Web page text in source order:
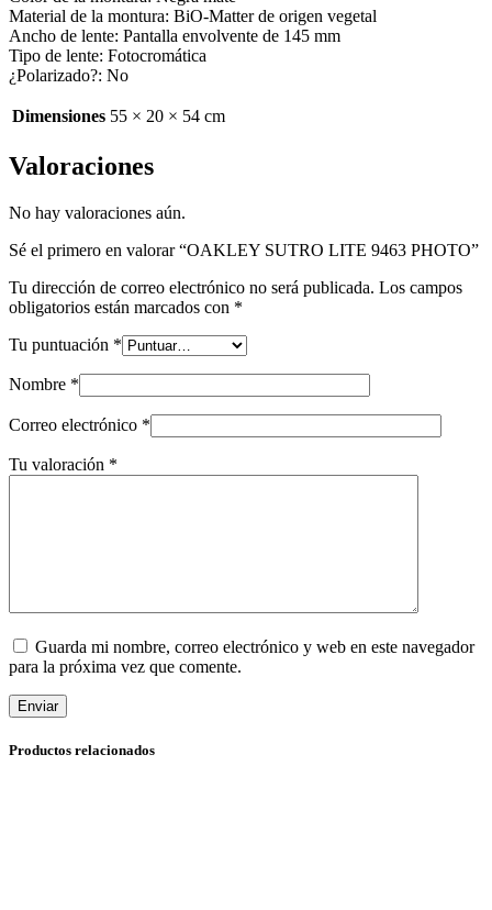
Material de la montura: BiO-Matter de origen vegetal
Ancho de lente: Pantalla envolvente de 145 mm
Tipo de lente: Fotocromática
¿Polarizado?: No
Dimensiones 55 × 20 × 54 cm
Valoraciones
No hay valoraciones aún.
Sé el primero en valorar “OAKLEY SUTRO LITE 9463 PHOTO”
Tu dirección de correo electrónico no será publicada. Los campos
obligatorios están marcados con *
Tu puntuación *
Nombre *
Correo electrónico *
Tu valoración *
Guarda mi nombre, correo electrónico y web en este navegador
para la próxima vez que comente.
Enviar
Productos relacionados